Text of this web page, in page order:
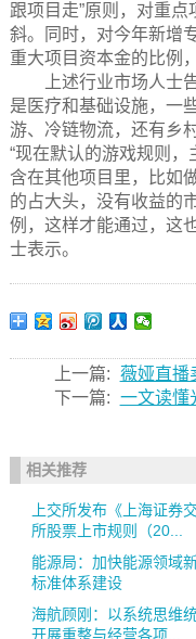
跟项目走”原则，对重
斜。同时，对今年新增
重大项目资本金的比例
上述行业市场人士
是医疗和基础设施，一
游、冷链物流，还有乡
“现在默认的游戏规则
含在其他项目里，比如
的占大头，没有收益的
例，这样才能通过，这
士表示。
上一篇: 薇娅直播
下一篇: 一文读懂
相关推荐
上交所发布《上海证券
所股票上市规则（20...
能源局：加快能源领域
标准体系建设
海航顾刚：以系统思维
开展重整与经营各项...